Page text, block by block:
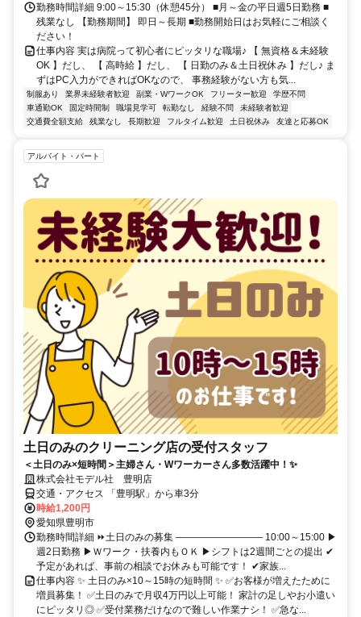
勤務時間詳細 9:00～15:30（休憩45分） ■月～金の平日週5日勤務 ■
残業なし 【勤務期間】 即日～長期 ■勤務開始日はお気軽にご相談く
ださい！
仕事内容 実は病院って初心者にピッタリな職場♪ 【 無資格＆未経験
OK 】だし、 【 高時給 】だし、 【 日勤のみ＆土日祝休み 】だし♪ ま
ずはPC入力ができればOKなので、 事務経験がない方も気...
制服あり 業界未経験者歓迎 副業・WワークOK フリーター歓迎
学歴不問
車通勤OK
固定時間制 職場見学可 転勤なし 経験不問
未経験者歓迎
交通費全額支給
残業なし 長期歓迎 フルタイム歓迎 土日祝休み 友達と応募OK
アルバイト・パート
土日のみのクリーニング店の受付スタッフ
＜土日のみ×短時間＞主婦さん・Wワーカーさん多数活躍中！✨
株式会社モデル社 豊明店
交通・アクセス 「豊明駅」から車3分
時給1,200円
愛知県豊明市
勤務時間詳細 ⏩土日のみの募集 ――――――――― 10:00～15:00 ▶
週2日勤務 ▶Ｗワーク・扶養内もＯＫ ▶シフトは2週間ごとの提出 ✔
予定があれば、事前の相談でお休みも可能です！ ✔家族...
仕事内容 ✨ 土日のみ×10～15時の短時間 ✨ ✅お客様が増えたために
増員募集！ ✅土日のみで月収4万円以上可能！ 家計の足しやお小遣い
にピッタリ◎ ✅受付業務だけなので難しい作業ナシ！ ✅急な...